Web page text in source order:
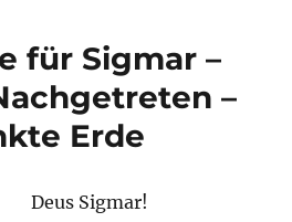
für Sigmar –
–
Erde
Deus Sigmar!